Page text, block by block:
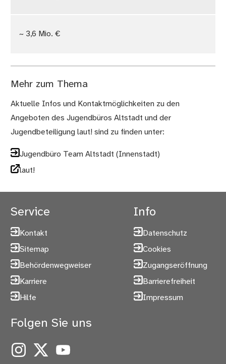
~ 3,6 Mio. €
Mehr zum Thema
Aktuelle Infos und Kontaktmöglichkeiten zu den
Angeboten des Jugendbüros Altstadt und der
Jugendbeteiligung laut! sind zu finden unter:
Jugendbüro Team Altstadt (Innenstadt)
laut!
Service
Kontakt
Sitemap
Behördenwegweiser
Karriere
Hilfe
Info
Datenschutz
Cookies
Zugangseröffnung
Barrierefreiheit
Impressum
Folgen Sie uns
Instagram
X YouTube